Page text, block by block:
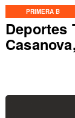
PRIMERA B
Deportes